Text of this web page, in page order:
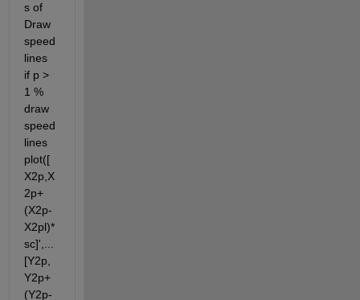
s of
Draw
speed
lines
if p >
1 %
draw
speed
lines
plot([
X2p,X
2p+
(X2p-
X2pl)*
sc]',...
[Y2p,
Y2p+
(Y2p-